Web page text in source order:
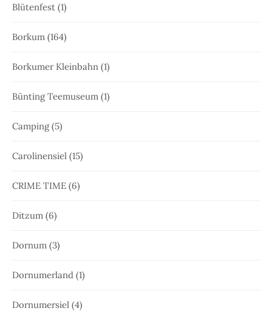
Blütenfest (1)
Borkum (164)
Borkumer Kleinbahn (1)
Bünting Teemuseum (1)
Camping(5)
Carolinensiel (15)
CRIME TIME (6)
Ditzum (6)
Dornum (3)
Dornumerland (1)
Dornumersiel (4)